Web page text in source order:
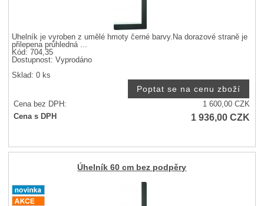
Úhelník je vyroben z umělé hmoty černé barvy.Na dorazové straně je
přilepena průhledná ...
Kód: 704,35
Dostupnost:Vyprodáno
Sklad: 0 ks
Cena bez DPH: 1 600,00CZK
Cena s DPH
1 936,00CZK
Úhelník 60 cm bez podpěry